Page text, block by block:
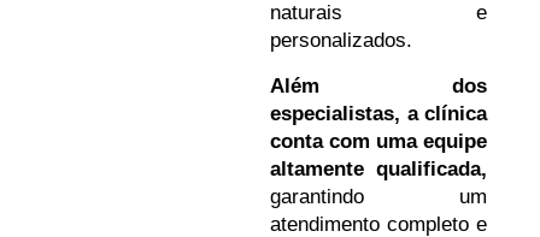
naturais e
personalizados.
Além dos
especialistas, a clínica
conta com uma equipe
altamente qualificada,
garantindo um
atendimento completo e